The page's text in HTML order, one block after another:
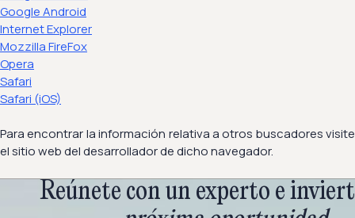
Google Android
Internet Explorer
Mozzilla FireFox
Opera
Safari
Safari (iOS)
Para encontrar la información relativa a otros buscadores visite
el sitio web del desarrollador de dicho navegador.
Reúnete con un experto e